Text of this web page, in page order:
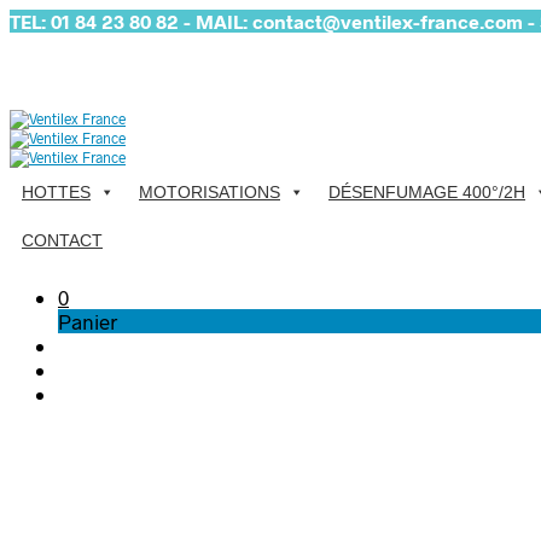
TEL: 01 84 23 80 82 - MAIL: contact@ventilex-france.com -
HOTTES MOTORISATIONS DÉSENFUMAGE 400°/2H
CONTACT
0
Panier